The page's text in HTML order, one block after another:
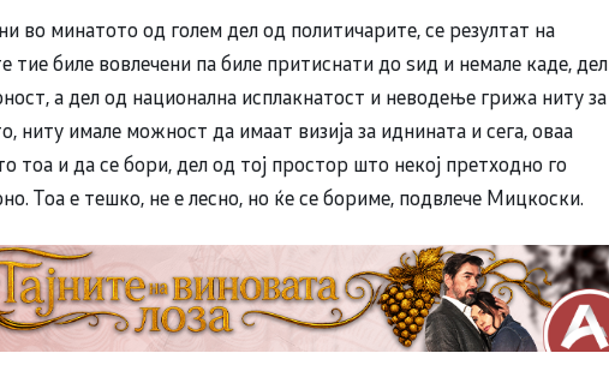
во минатото од голем дел од политичарите, се резултат на
тие биле вовлечени па биле притиснати до ѕид и немале каде, дел
а дел од национална исплакнатост и неводење грижа ниту за
ниту имале можност да имаат визија за иднината и сега, оваа
тоа и да се бори, дел од тој простор што некој претходно го
Тоа е тешко, не е лесно, но ќе се бориме, подвлече Мицкоски.